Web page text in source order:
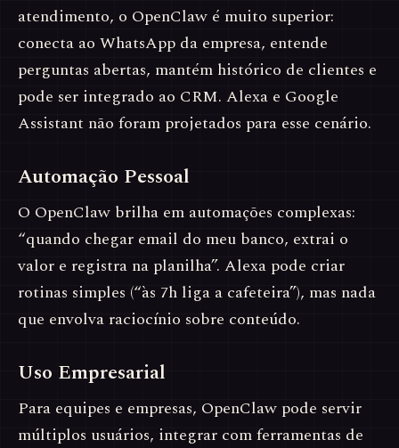
atendimento, o OpenClaw é muito superior:
conecta ao WhatsApp da empresa, entende
perguntas abertas, mantém histórico de clientes e
pode ser integrado ao CRM. Alexa e Google
Assistant não foram projetados para esse cenário.
Automação Pessoal
O OpenClaw brilha em automações complexas:
“quando chegar email do meu banco, extrai o
valor e registra na planilha”. Alexa pode criar
rotinas simples (“às 7h liga a cafeteira”), mas nada
que envolva raciocínio sobre conteúdo.
Uso Empresarial
Para equipes e empresas, OpenClaw pode servir
múltiplos usuários, integrar com ferramentas de